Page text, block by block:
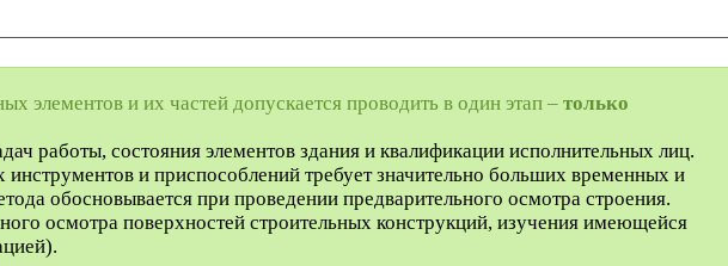
элементов и их частей допускается проводить в один этап – только
работы, состояния элементов здания и квалификации исполнительных лиц.
и приспособлений требует значительно больших временных и
обосновывается при проведении предварительного осмотра строения.
осмотра поверхностей строительных конструкций, изучения имеющейся